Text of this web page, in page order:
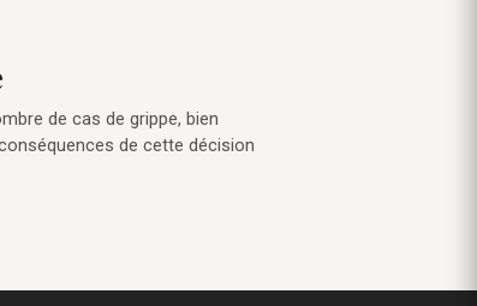
de cas de grippe, bien
de cette décision